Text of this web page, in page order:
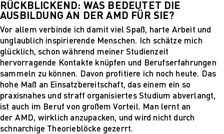
Für Unternehmen
RÜCKBLICKEND: WAS BEDEUTET DIE
AUSBILDUNG AN DER AMD FÜR SIE?
Vor allem verbinde ich damit viel Spaß, harte Arbeit und
unglaublich inspirierende Menschen. Ich schätze mich
glücklich, schon während meiner Studienzeit
hervorragende Kontakte knüpfen und Berufserfahrungen
sammeln zu können. Davon profitiere ich noch heute. Das
hohe Maß an Einsatzbereitschaft, das einem ein so
praxisnahes und straff organisiertes Studium abverlangt,
ist auch im Beruf von großem Vorteil. Man lernt an
der AMD, wirklich anzupacken, und wird nicht durch
schnarchige Theorieblöcke gezerrt.